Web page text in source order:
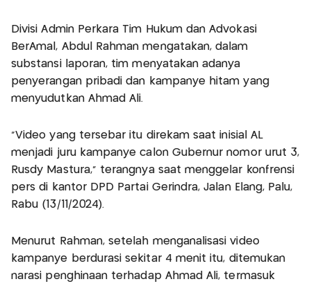
Divisi Admin Perkara Tim Hukum dan Advokasi
BerAmal, Abdul Rahman mengatakan, dalam
substansi laporan, tim menyatakan adanya
penyerangan pribadi dan kampanye hitam yang
menyudutkan Ahmad Ali.
“Video yang tersebar itu direkam saat inisial AL
menjadi juru kampanye calon Gubernur nomor urut 3,
Rusdy Mastura,” terangnya saat menggelar konfrensi
pers di kantor DPD Partai Gerindra, Jalan Elang, Palu,
Rabu (13/11/2024).
Menurut Rahman, setelah menganalisasi video
kampanye berdurasi sekitar 4 menit itu, ditemukan
narasi penghinaan terhadap Ahmad Ali, termasuk